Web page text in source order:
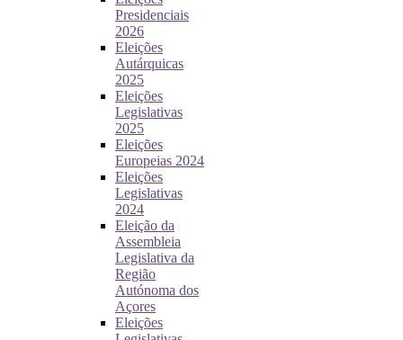
Presidenciais
2026
Eleições
Autárquicas
2025
Eleições
Legislativas
2025
Eleições
Europeias 2024
Eleições
Legislativas
2024
Eleição da
Assembleia
Legislativa da
Região
Autónoma dos
Açores
Eleições